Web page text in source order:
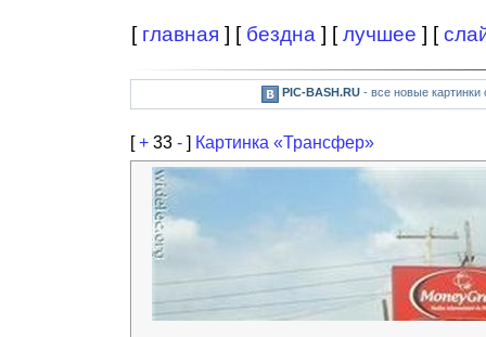
[ главная ] [ бездна ] [лучшее ] [
PIC-BASH.RU- все новые картинки
[+ 33 - ] Картинка «Трансфер»